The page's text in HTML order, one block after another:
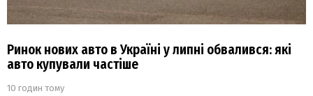
Ринок нових авто в Україні у липні обвалився: які
авто купували частіше
10 годин тому